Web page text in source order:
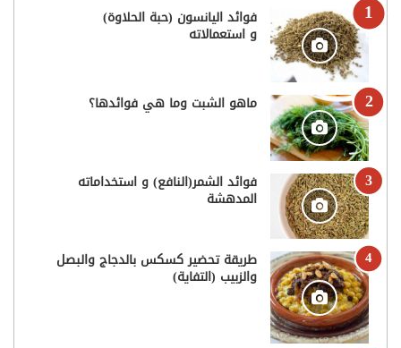
فوائد اليانسون (حبة الحلاوة)
و استعمالاته
ماهو الشبت وما هي فوائدها؟
فوائد الشمر(النافع) و استخداماته
المدهشة
طريقة تحضير كسكس بالدجاج والبصل
والزبيب (التفاية)